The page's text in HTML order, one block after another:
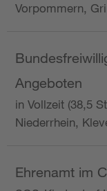
Vorpommern,
Angeboten
in Vollzeit (38,5
Niederrhein,
Ehrenamt im